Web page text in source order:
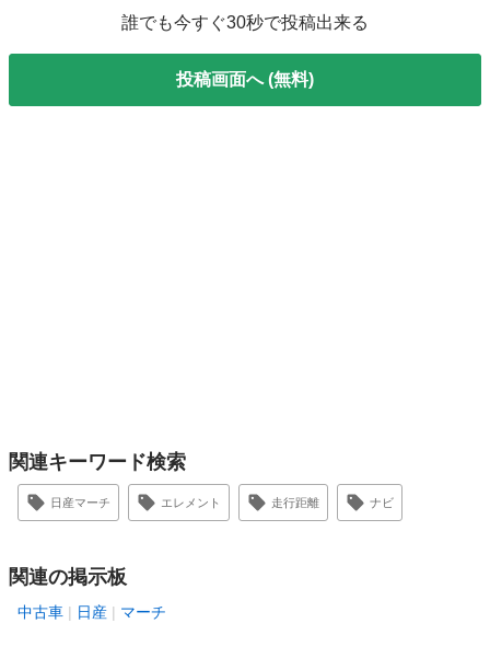
誰でも今すぐ30秒で投稿出来る
投稿画面へ (無料)
関連キーワード検索
日産マーチ エレメント 走行距離 ナビ
関連の掲示板
中古車 日産 マーチ